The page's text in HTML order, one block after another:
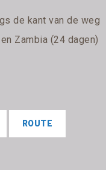
de kant van de weg
Zambia (24 dagen)
ROUTE